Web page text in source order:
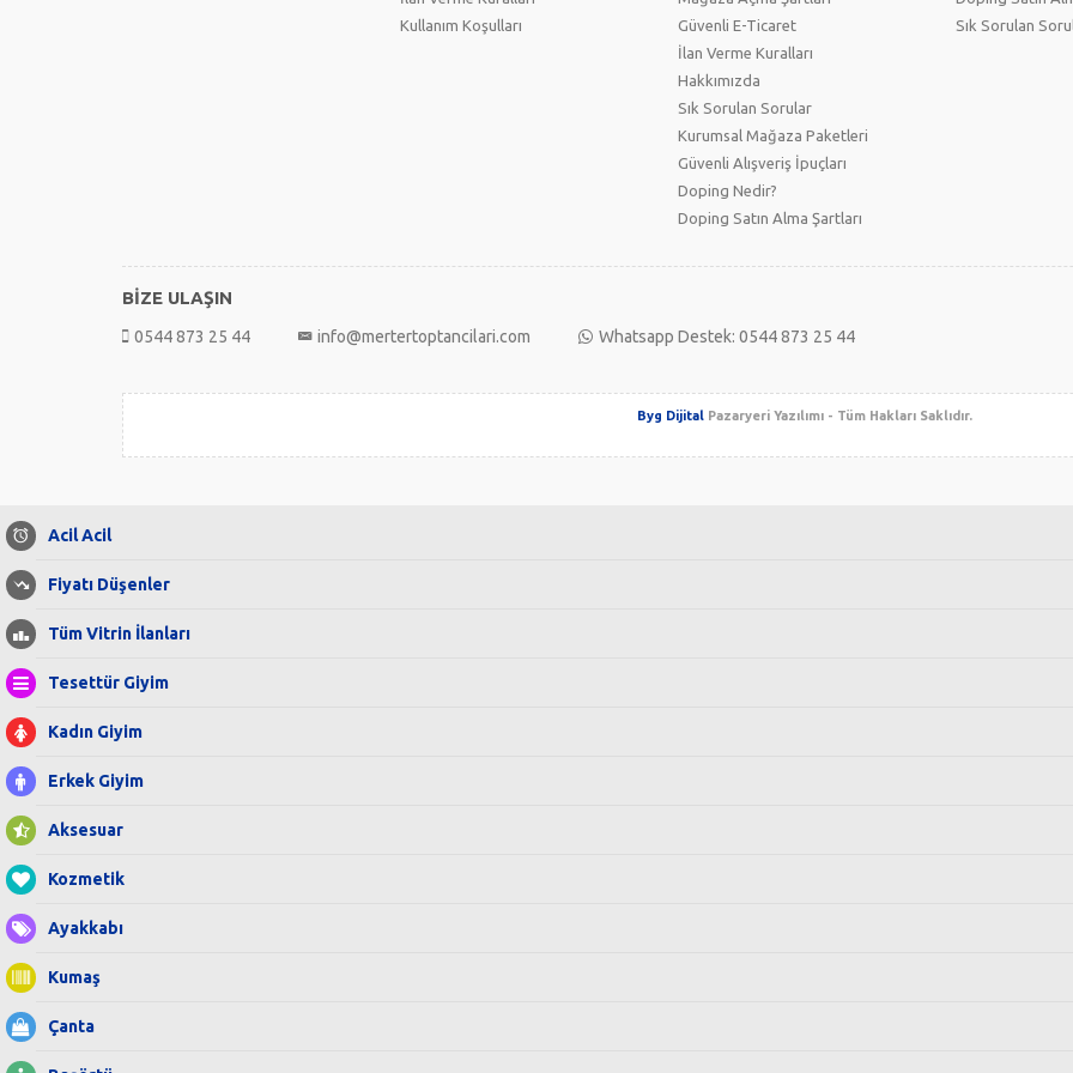
Kullanım Koşulları
Güvenli E-Ticaret
İlan Verme Kuralları
Hakkımızda
Sık Sorulan Sorular
Kurumsal Mağaza Paketleri
Güvenli Alışveriş İpuçları
Doping Nedir?
Doping Satın Alma Şartları
Sık Sorulan
BİZE ULAŞIN
0544 873 25 44 info@mertertoptancilari.com Whatsapp Destek: 0544 873 25 44
Byg Dijital Pazaryeri Yazılımı - Tüm Hakları Saklıdır.
Acil Acil
Fiyatı Düşenler
Tüm Vitrin İlanları
Tesettür Giyim
Kadın Giyim
Erkek Giyim
Aksesuar
Kozmetik
Ayakkabı
Kumaş
Çanta